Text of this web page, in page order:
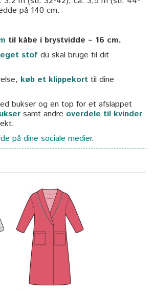
på 140 cm.
til kåbe i brystvidde – 16 cm.
stof du skal bruge til dit
køb et klippekort til dine
bukser og en top for et afslappet
samt andre overdele til kvinder
på dine sociale medier.